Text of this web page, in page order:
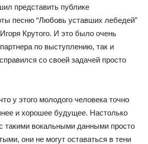
представить публике
песню “Любовь уставших лебедей”
Крутого. И это было очень
по выступлению, так и
со своей задачей просто
у этого молодого человека точно
и хорошее будущее. Настолько
такими вокальными данными просто
они не могут оставаться в тени